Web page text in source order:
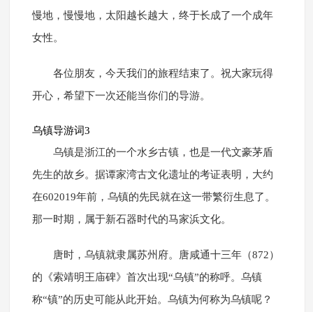
慢地，慢慢地，太阳越长越大，终于长成了一个成年
女性。
各位朋友，今天我们的旅程结束了。祝大家玩得
开心，希望下一次还能当你们的导游。
乌镇导游词3
乌镇是浙江的一个水乡古镇，也是一代文豪茅盾
先生的故乡。据谭家湾古文化遗址的考证表明，大约
在602019年前，乌镇的先民就在这一带繁衍生息了。
那一时期，属于新石器时代的马家浜文化。
唐时，乌镇就隶属苏州府。唐咸通十三年（872）
的《索靖明王庙碑》首次出现“乌镇”的称呼。乌镇
称“镇”的历史可能从此开始。乌镇为何称为乌镇呢？